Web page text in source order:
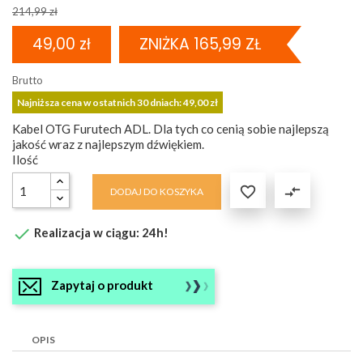
214,99 zł
49,00 zł ZNIŻKA 165,99 ZŁ
Brutto
Najniższa cena w ostatnich 30 dniach: 49,00 zł
Kabel OTG Furutech ADL. Dla tych co cenią sobie najlepszą
jakość wraz z najlepszym dźwiękiem.
Ilość
DODAJ DO KOSZYKA  compare_arrows
 Realizacja w ciągu: 24h!
Zapytaj o produkt
OPIS